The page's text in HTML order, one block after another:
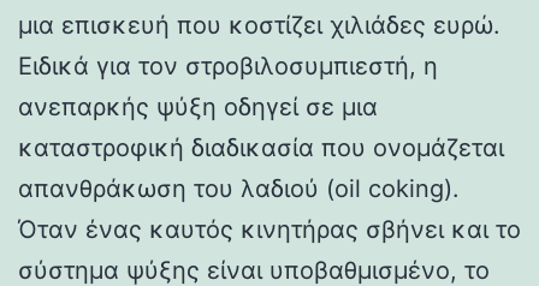
μια επισκευή που κοστίζει χιλιάδες ευρώ.
Ειδικά για τον στροβιλοσυμπιεστή, η
ανεπαρκής ψύξη οδηγεί σε μια
καταστροφική διαδικασία που ονομάζεται
απανθράκωση του λαδιού (oil coking).
Όταν ένας καυτός κινητήρας σβήνει και το
σύστημα ψύξης είναι υποβαθμισμένο, το